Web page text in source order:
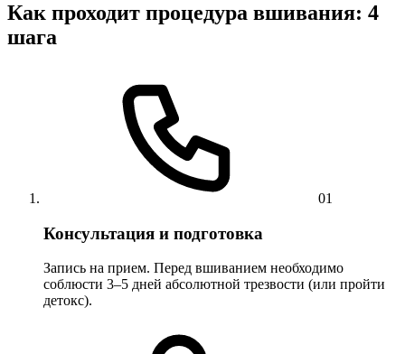
Как проходит процедура вшивания: 4
шага
01
Консультация и подготовка
Запись на прием. Перед вшиванием необходимо
соблюсти 3–5 дней абсолютной трезвости (или пройти
детокс).